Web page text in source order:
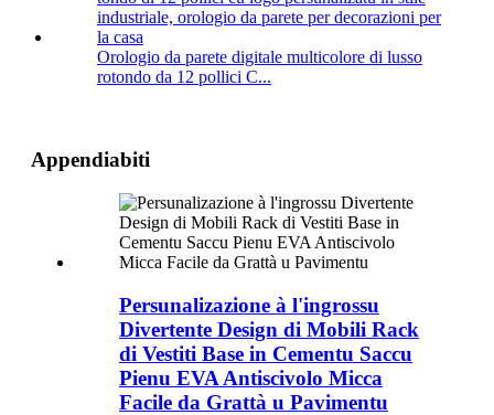
Orologio da parete digitale multicolore di lusso
rotondo da 12 pollici C...
Appendiabiti
Persunalizazione à l'ingrossu
Divertente Design di Mobili Rack
di Vestiti Base in Cementu Saccu
Pienu EVA Antiscivolo Micca
Facile da Grattà u Pavimentu